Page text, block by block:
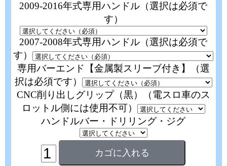
2009-2016年式専用ハンドル（選択は必須で
す）
2007-2008年式専用ハンドル（選択は必須で
す）
専用バーエンド【金属製スリーブ付き】（選
択は必須です）
CNC削り出しグリップ（黒）（電スロ車のス
ロットル側には使用不可）
ハンドルバー・ドリリング・ジグ